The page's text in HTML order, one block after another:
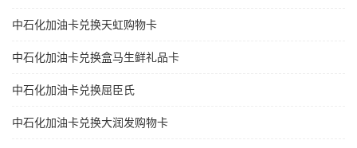
中石化加油卡兑换天虹购物卡
中石化加油卡兑换盒马生鲜礼品卡
中石化加油卡兑换屈臣氏
中石化加油卡兑换大润发购物卡